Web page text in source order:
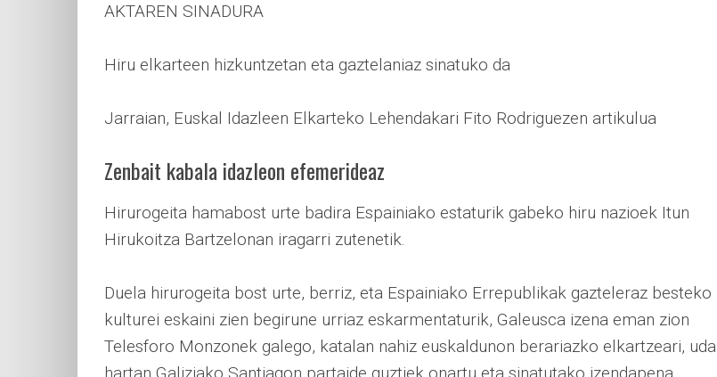
AKTAREN SINADURA
Hiru elkarteen hizkuntzetan eta gaztelaniaz sinatuko da
Jarraian, Euskal Idazleen Elkarteko Lehendakari Fito Rodriguezen artikulua
Zenbait kabala idazleon efemerideaz
Hirurogeita hamabost urte badira Espainiako estaturik gabeko hiru nazioek Itun
Hirukoitza Bartzelonan iragarri zutenetik.
Duela hirurogeita bost urte, berriz, eta Espainiako Errepublikak gazteleraz besteko
kulturei eskaini zien begirune urriaz eskarmentaturik, Galeusca izena eman zion
Telesforo Monzonek galego, katalan nahiz euskaldunon berariazko elkartzeari, uda